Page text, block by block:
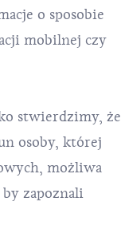
o sposobie
mobilnej czy
stwierdzimy, że
osoby, której
możliwa
zapoznali